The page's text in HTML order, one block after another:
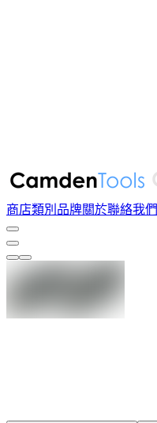
商店類別 品牌關於聯絡我們